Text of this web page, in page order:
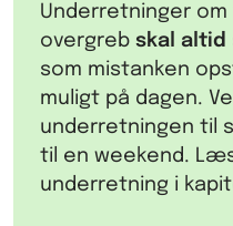
Underretninger om
overgreb skal altid
som mistanken
muligt på dagen.
underretningen til
til en weekend.
underretning i